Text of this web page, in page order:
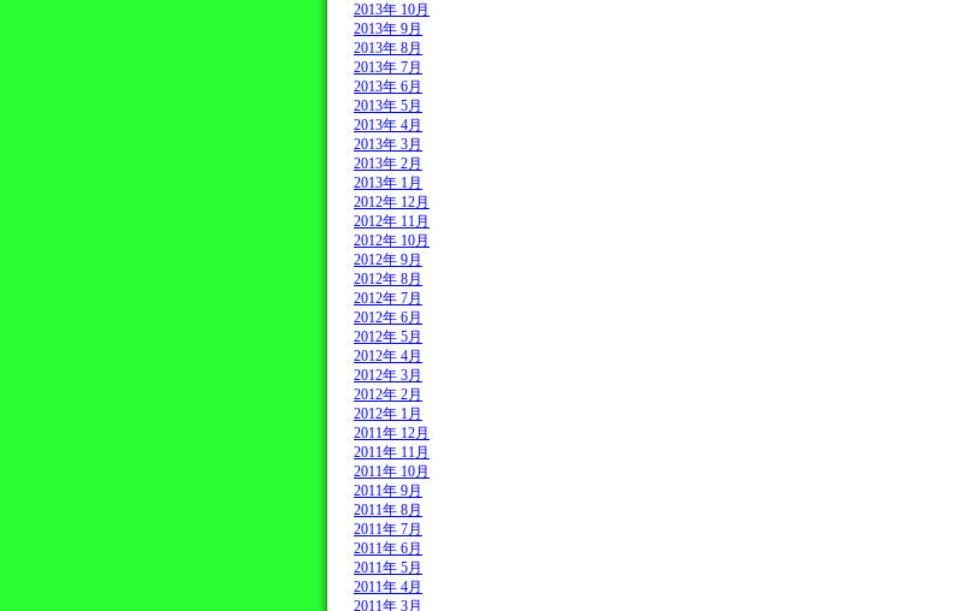
2013年 10月
2013年 9月
2013年 8月
2013年 7月
2013年 6月
2013年 5月
2013年 4月
2013年 3月
2013年 2月
2013年 1月
2012年 12月
2012年 11月
2012年 10月
2012年 9月
2012年 8月
2012年 7月
2012年 6月
2012年 5月
2012年 4月
2012年 3月
2012年 2月
2012年 1月
2011年 12月
2011年 11月
2011年 10月
2011年 9月
2011年 8月
2011年 7月
2011年 6月
2011年 5月
2011年 4月
2011年 3月